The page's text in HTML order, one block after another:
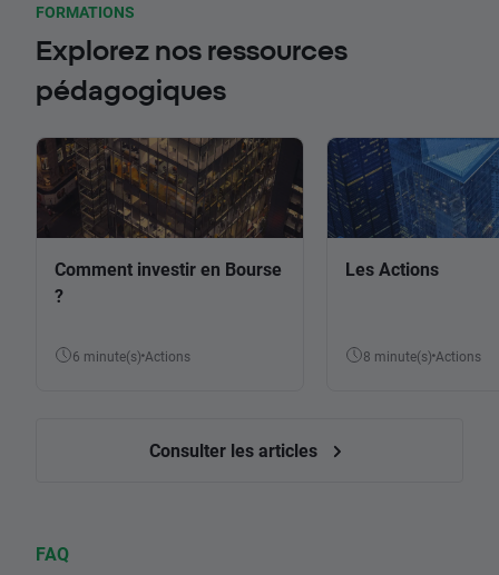
FORMATIONS
Explorez nos ressources
pédagogiques
Comment investir en Bourse
?
6 minute(s) Actions
Les Actions
8 minute(s) Actions
Consulter les articles
FAQ